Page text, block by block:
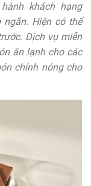
khách hạng
Hiện có thể
Dịch vụ miễn
ăn lạnh cho các
chính nóng cho